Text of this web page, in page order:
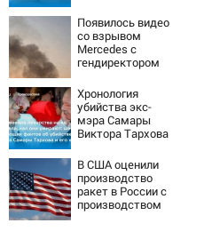
остановившего
мальчишек на
поле с горохом
Появилось видео
со взрывом
Mercedes с
гендиректором
» на Урале
Хронология
убийства экс-
мэра Самары
Виктора Тархова
шокирующих
фактов, новые
подробности
В США оценили
производство
ракет в России с
производством